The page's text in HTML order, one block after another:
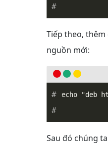
Tiếp theo,
nguồn mới:
Sau đó chúng